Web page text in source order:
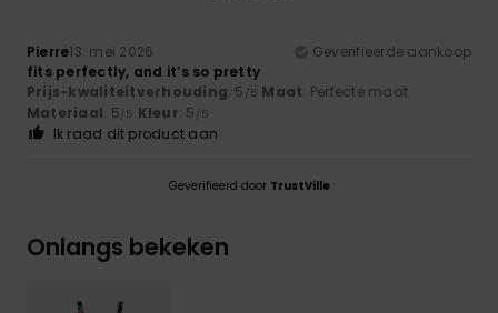
Pierre13. mei 2026
Geverifieerde aankoop
fits perfectly, and it’s so pretty
Prijs-kwaliteitverhouding: 5 /5 Maat: Perfecte maat
Materiaal: 5/5 Kleur: 5 /5
Ik raad dit product aan
Geverifieerd door TrustVille
Onlangs bekeken